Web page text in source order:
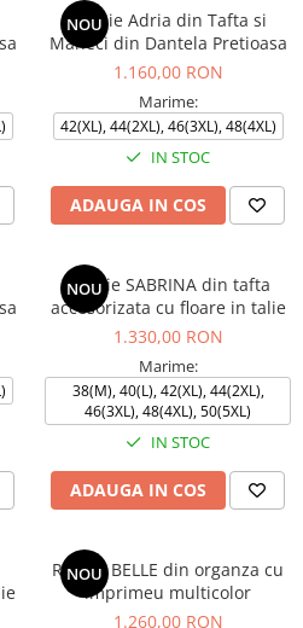
NOU
Rochie Adria din Tafta si
Maneci din Dantela Pretioasa
1.160,00 RON
Marime:
42(XL), 44(2XL), 46(3XL), 48(4XL)
IN STOC
ADAUGA IN COS
NOU
Rochie SABRINA din tafta
accesorizata cu floare in talie
1.330,00 RON
Marime:
38(M), 40(L), 42(XL), 44(2XL),
46(3XL), 48(4XL), 50(5XL)
IN STOC
ADAUGA IN COS
NOU
Rochie BELLE din organza cu
imprimeu multicolor
1.260,00 RON